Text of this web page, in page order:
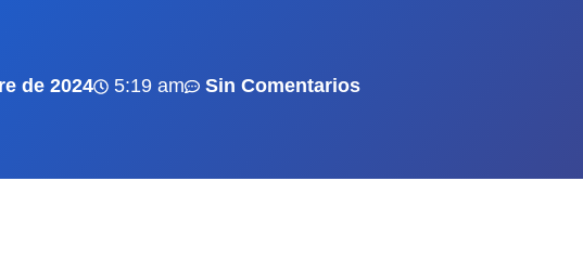
de 2024 5:19 am Sin Comentarios